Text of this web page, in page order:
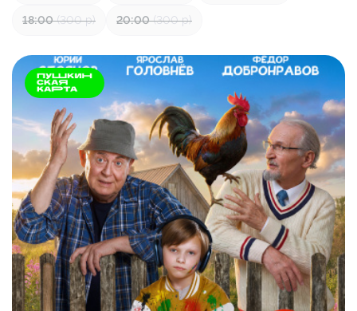
18:00 (300 р) 20:00 (300 р)